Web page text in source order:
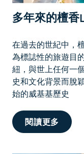
驗
當
風
情
多年來的檀香
在過去的世紀中，
為標誌性的旅遊目
紐，與世上任何一
史和文化背景而脫
始的威基基歷史
閱讀更多
年